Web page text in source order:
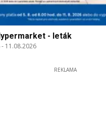
- leták
- 11.08.2026
REKLAMA